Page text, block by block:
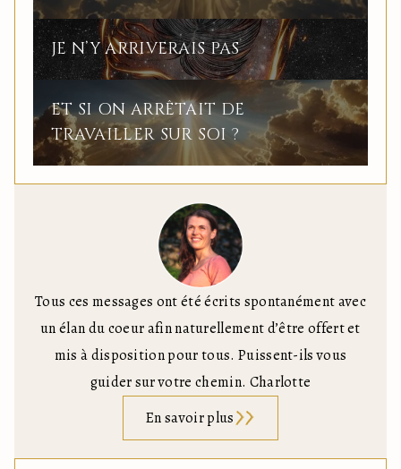
JE N’Y ARRIVERAIS PAS
ET SI ON ARRÊTAIT DE
TRAVAILLER SUR SOI ?
Tous ces messages ont été écrits spontanément avec
un élan du coeur afin naturellement d’être offert et
mis à disposition pour tous. Puissent-ils vous
guider sur votre chemin. Charlotte
En savoir plus